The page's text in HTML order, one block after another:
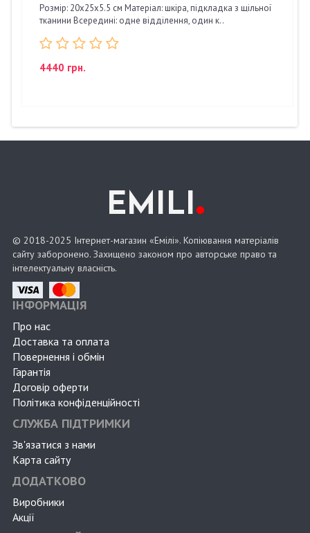
Розмір: 20х25х5.5 см Матеріал: шкіра, підкладка з щільної
тканини Всередині: одне відділення, один к..
4440 грн.
EMILI.
© 2018-2025 Інтернет-магазин «Емілі». Копіювання матеріалів
сайту заборонено. Захищено законом про авторське право та
інтелектуальну власність.
ІНФОРМАЦІЯ
Про нас
Доставка та оплата
Повернення і обмін
Гарантія
Договір оферти
Політика конфіденційності
СЛУЖБА ПІДТРИМКИ
Зв'язатися з нами
Карта сайту
ДОДАТКОВО
Виробники
Акції